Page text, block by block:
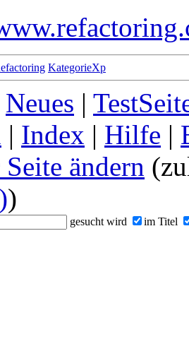
KategorieXp
Neues |
| Index | Hilfe |
ändern
)
gesucht wird im Titel